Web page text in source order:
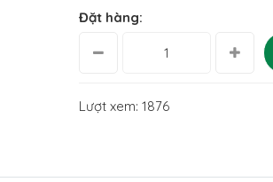
Đặt hàng:
Lượt xem: 1876